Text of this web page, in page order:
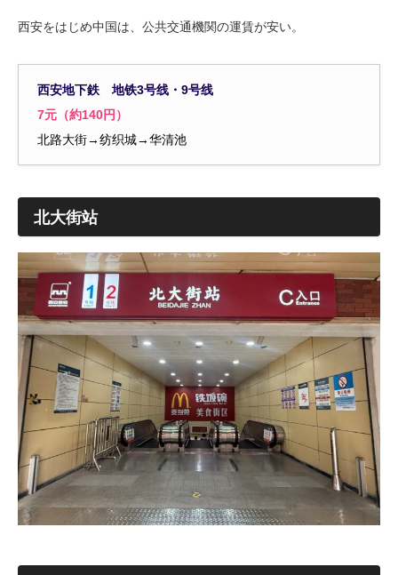
西安をはじめ中国は、公共交通機関の運賃が安い。
西安地下鉄 地铁3号线・9号线
7元（約140円）
北路大街→纺织城→华清池
北大街站